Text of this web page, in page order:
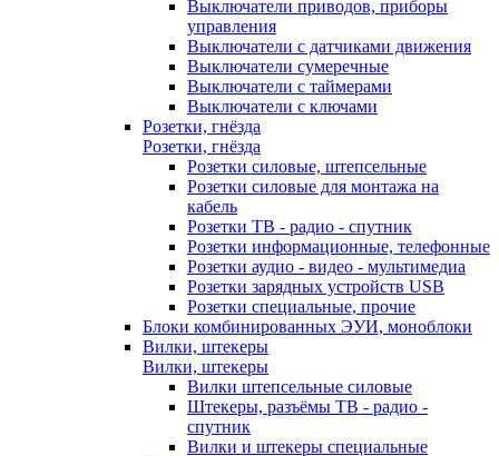
Выключатели приводов, приборы
управления
Выключатели с датчиками движения
Выключатели сумеречные
Выключатели с таймерами
Выключатели с ключами
Розетки, гнёзда
Розетки, гнёзда
Розетки силовые, штепсельные
Розетки силовые для монтажа на
кабель
Розетки ТВ - радио - спутник
Розетки информационные, телефонные
Розетки аудио - видео - мультимедиа
Розетки зарядных устройств USB
Розетки специальные, прочие
Блоки комбинированных ЭУИ, моноблоки
Вилки, штекеры
Вилки, штекеры
Вилки штепсельные силовые
Штекеры, разъёмы ТВ - радио -
спутник
Вилки и штекеры специальные